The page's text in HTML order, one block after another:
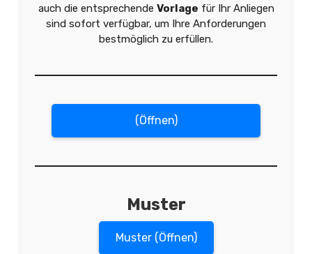
auch die entsprechende Vorlage für Ihr Anliegen
sind sofort verfügbar, um Ihre Anforderungen
bestmöglich zu erfüllen.
(Öffnen)
Muster
Muster (Öffnen)